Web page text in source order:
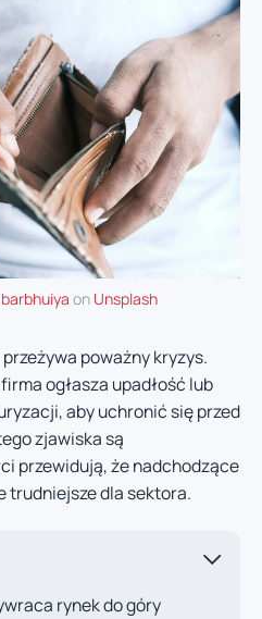
on Unsplash
poważny kryzys.
ogłasza upadłość lub
aby uchronić się przed
zjawiska są
przewidują, że nadchodzące
trudniejsze dla sektora.
rynek do góry